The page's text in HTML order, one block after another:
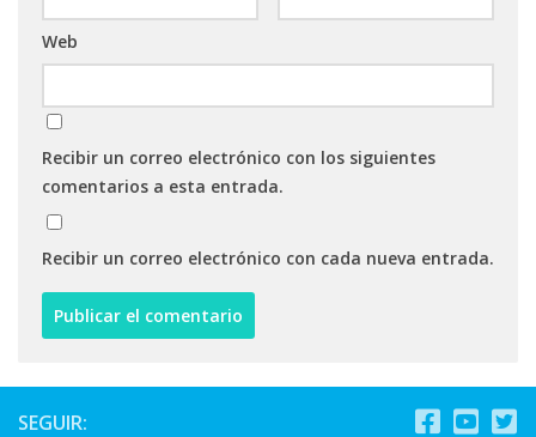
Web
Recibir un correo electrónico con los siguientes
comentarios a esta entrada.
Recibir un correo electrónico con cada nueva entrada.
SEGUIR: